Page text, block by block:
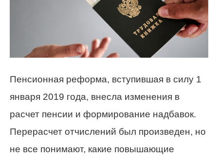
Пенсионная реформа, вступившая в силу 1
января 2019 года, внесла изменения в
расчет пенсии и формирование надбавок.
Перерасчет отчислений был произведен, но
не все понимают, какие повышающие